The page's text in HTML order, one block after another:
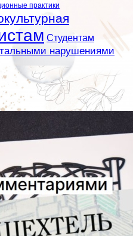
практики
Студентам
нарушениями